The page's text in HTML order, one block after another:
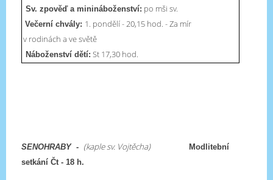
Sv. zpověď a minináboženství: po mši sv.
Večerní chvály: 1. pondělí - 20,15 hod. - Za mír
v rodinách a ve světě
Náboženství dětí: St 17,30 hod.
SENOHRABY- (kaple sv. Vojtěcha) Modlitební
setkání Čt - 18 h.